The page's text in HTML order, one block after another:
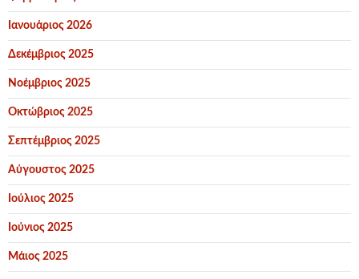
Ιανουάριος 2026
Δεκέμβριος 2025
Νοέμβριος 2025
Οκτώβριος 2025
Σεπτέμβριος 2025
Αύγουστος 2025
Ιούλιος 2025
Ιούνιος 2025
Μάιος 2025